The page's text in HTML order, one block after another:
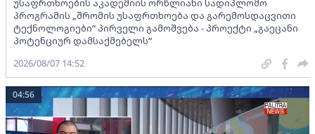
უსაფრთხოების აკადემიის ორწლიანი სადიპლომო
პროგრამის „შრომის უსაფრთხოება და გარემოსდაცვითი
ტექნოლოგიები“ პირველი გამოშვება - პროექტი „გაეცანი
პოტენციურ დამსაქმებელს“
2026/08/07 14:52
04:56